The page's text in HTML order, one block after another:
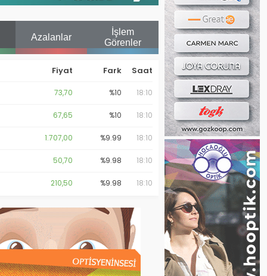
Azalanlar
İşlem
Görenler
Fiyat Fark Saat
73,70 %10 18:10
67,65 %10 18:10
1.707,00 %9.99 18:10
50,70 %9.98 18:10
210,50 %9.98 18:10